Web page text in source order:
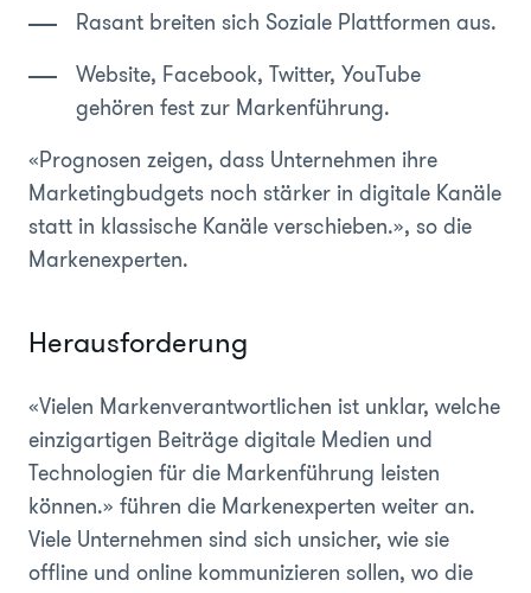
Rasant breiten sich Soziale Plattformen aus.
Website, Facebook, Twitter, YouTube
gehören fest zur Markenführung.
«Prognosen zeigen, dass Unternehmen ihre
Marketingbudgets noch stärker in digitale Kanäle
statt in klassische Kanäle verschieben.», so die
Markenexperten.
Herausforderung
«Vielen Markenverantwortlichen ist unklar, welche
einzigartigen Beiträge digitale Medien und
Technologien für die Markenführung leisten
können.» führen die Markenexperten weiter an.
Viele Unternehmen sind sich unsicher, wie sie
offline und online kommunizieren sollen, wo die